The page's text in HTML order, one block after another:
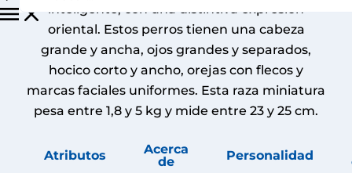
inteligente, con una distintiva expresión
oriental. Estos perros tienen una cabeza
grande y ancha, ojos grandes y separados,
hocico corto y ancho, orejas con flecos y
marcas faciales uniformes. Esta raza miniatura
pesa entre 1,8 y 5 kg y mide entre 23 y 25 cm.
Atributos
Acerca
de
Personalidad